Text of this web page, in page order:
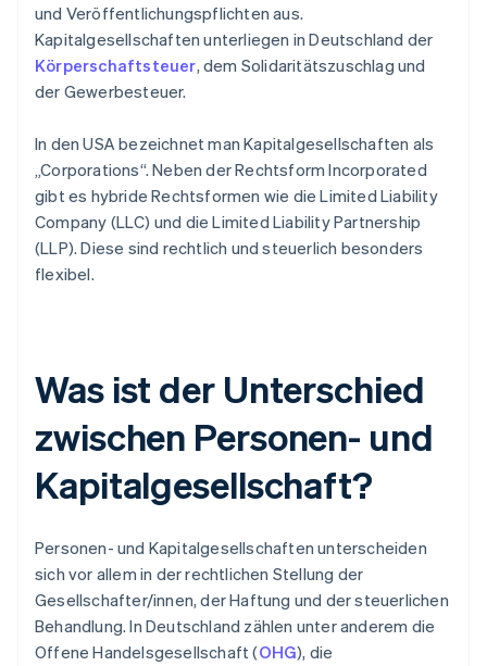
und Veröffentlichungspflichten aus.
Kapitalgesellschaften unterliegen in Deutschland der
Körperschaftsteuer, dem Solidaritätszuschlag und
der Gewerbesteuer.
In den USA bezeichnet man Kapitalgesellschaften als
„Corporations“. Neben der Rechtsform Incorporated
gibt es hybride Rechtsformen wie die Limited Liability
Company (LLC) und die Limited Liability Partnership
(LLP). Diese sind rechtlich und steuerlich besonders
flexibel.
Was ist der Unterschied
zwischen Personen- und
Kapitalgesellschaft?
Personen- und Kapitalgesellschaften unterscheiden
sich vor allem in der rechtlichen Stellung der
Gesellschafter/innen, der Haftung und der steuerlichen
Behandlung. In Deutschland zählen unter anderem die
Offene Handelsgesellschaft (OHG), die